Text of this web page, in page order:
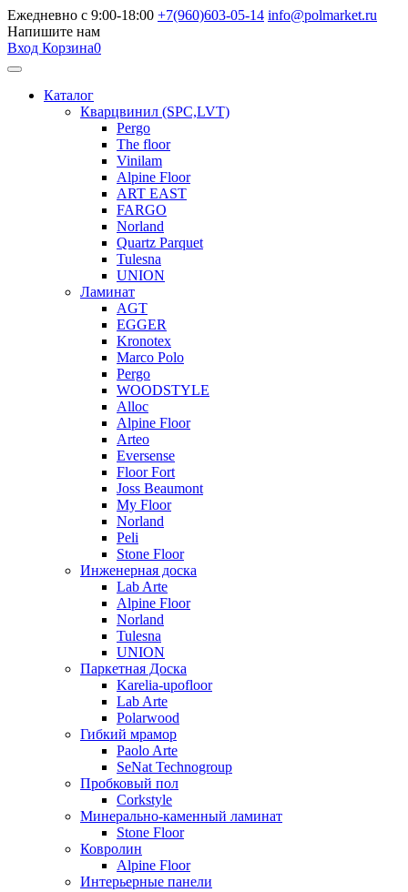
Ежедневно с 9:00-18:00 +7(960)603-05-14 info@polmarket.ru
Напишите нам
Вход Корзина0
Каталог
Кварцвинил (SPC,LVT)
Pergo
The floor
Vinilam
Alpine Floor
ART EAST
FARGO
Norland
Quartz Parquet
Tulesna
UNION
Ламинат
AGT
EGGER
Kronotex
Marco Polo
Pergo
WOODSTYLE
Alloc
Alpine Floor
Arteo
Eversense
Floor Fort
Joss Beaumont
My Floor
Norland
Peli
Stone Floor
Инженерная доска
Lab Arte
Alpine Floor
Norland
Tulesna
UNION
Паркетная Доска
Karelia-upofloor
Lab Arte
Polarwood
Гибкий мрамор
Paolo Arte
SeNat Technogroup
Пробковый пол
Corkstyle
Минерально-каменный ламинат
Stone Floor
Ковролин
Alpine Floor
Интерьерные панели